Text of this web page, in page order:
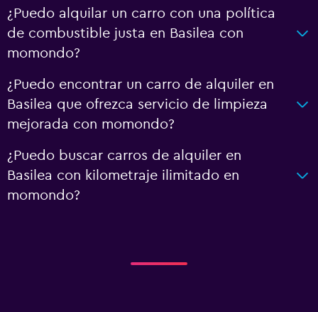
¿Puedo alquilar un carro con una política
de combustible justa en Basilea con
momondo?
¿Puedo encontrar un carro de alquiler en
Basilea que ofrezca servicio de limpieza
mejorada con momondo?
¿Puedo buscar carros de alquiler en
Basilea con kilometraje ilimitado en
momondo?